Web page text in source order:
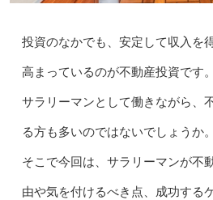
投資のなかでも、安定して収入を
高まっているのが不動産投資です。
サラリーマンとして働きながら、
る方も多いのではないでしょうか。
そこで今回は、サラリーマンが不
由や気を付けるべき点、成功する